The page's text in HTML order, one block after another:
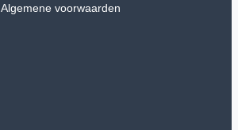
Algemene voorwaarden